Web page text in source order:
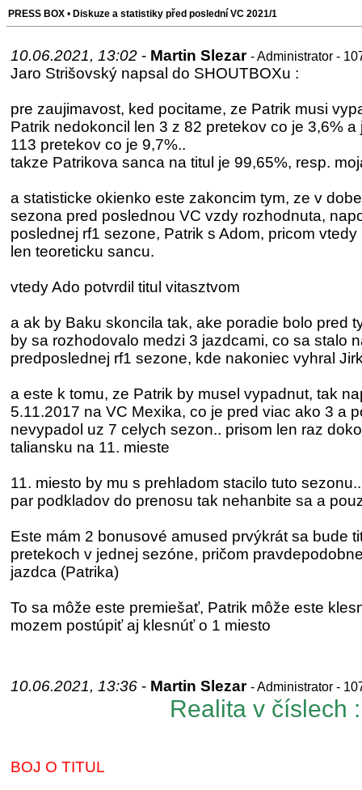
PRESS BOX • Diskuze a statistiky před poslední VC 2021/1
10.06.2021, 13:02 - Martin Slezar - Administrator -
Jaro Strišovský napsal do SHOUTBOXu :
pre zaujimavost, ked pocitame, ze Patrik musi
Patrik nedokoncil len 3 z 82 pretekov co je 3,6%
113 pretekov co je 9,7%..
takze Patrikova sanca na titul je 99,65%, resp.
a statisticke okienko este zakoncim tym, ze v
sezona pred poslednou VC vzdy rozhodnuta,
poslednej rf1 sezone, Patrik s Adom, pricom
len teoreticku sancu.
vtedy Ado potvrdil titul vitasztvom
a ak by Baku skoncila tak, ake poradie bolo pred
by sa rozhodovalo medzi 3 jazdcami, co sa stalo
predposlednej rf1 sezone, kde nakoniec vyhral
a este k tomu, ze Patrik by musel vypadnut, tak
5.11.2017 na VC Mexika, co je pred viac ako 3 a
nevypadol uz 7 celych sezon.. prisom len raz
taliansku na 11. mieste
11. miesto by mu s prehladom stacilo tuto
par podkladov do prenosu tak nehanbite sa a
Este mám 2 bonusové amused prvýkrát sa bude
pretekoch v jednej sezóne, pričom
jazdca (Patrika)
To sa môže este premiešať, Patrik môže este
mozem postúpiť aj klesnúť o 1 miesto
10.06.2021, 13:36 - Martin Slezar - Administrator -
Realita v číslech :
BOJ O TITUL